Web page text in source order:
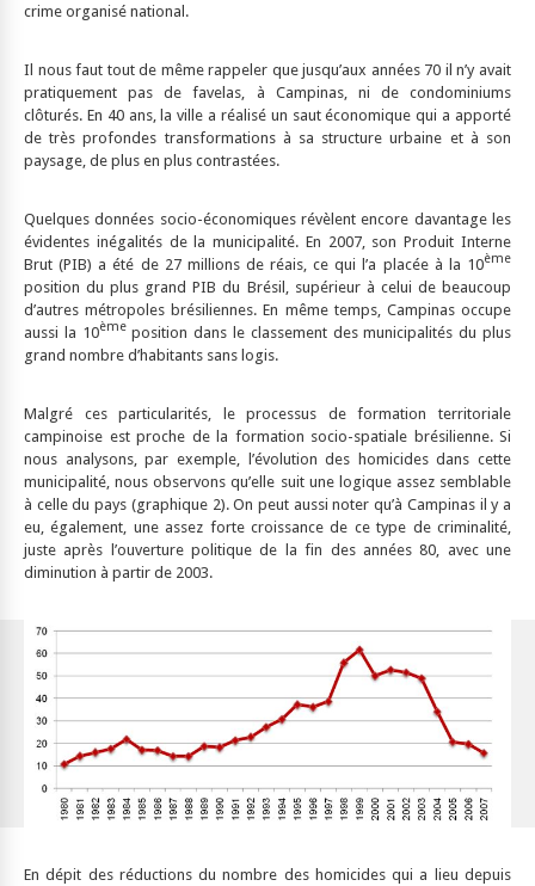
crime organisé national.
Il nous faut tout de même rappeler que jusqu’aux années 70 il n’y avait
pratiquement pas de favelas, à Campinas, ni de condominiums
clôturés. En 40 ans, la ville a réalisé un saut économique qui a apporté
de très profondes transformations à sa structure urbaine et à son
paysage, de plus en plus contrastées.
Quelques données socio-économiques révèlent encore davantage les
évidentes inégalités de la municipalité. En 2007, son Produit Interne
Brut (PIB) a été de 27 millions de réais, ce qui l’a placée à la 10ème
position du plus grand PIB du Brésil, supérieur à celui de beaucoup
d’autres métropoles brésiliennes. En même temps, Campinas occupe
aussi la 10èmeposition dans le classement des municipalités du plus
grand nombre d’habitants sans logis.
Malgré ces particularités, le processus de formation territoriale
campinoise est proche de la formation socio-spatiale brésilienne. Si
nous analysons, par exemple, l’évolution des homicides dans cette
municipalité, nous observons qu’elle suit une logique assez semblable
à celle du pays (graphique 2). On peut aussi noter qu’à Campinas il y a
eu, également, une assez forte croissance de ce type de criminalité,
juste après l’ouverture politique de la fin des années 80, avec une
diminution à partir de 2003.
En dépit des réductions du nombre des homicides qui a lieu depuis